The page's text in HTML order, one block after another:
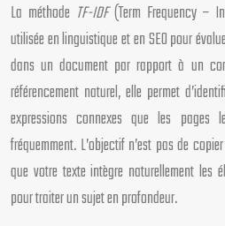
La méthode TF-IDF(Term Frequency –
utilisée en linguistique et en SEO pour
dans un document par rapport à un
référencement naturel, elle permet
expressions connexes que les pages
fréquemment. L’objectif n’est pas de
que votre texte intègre naturellement les
pour traiter un sujet en profondeur.